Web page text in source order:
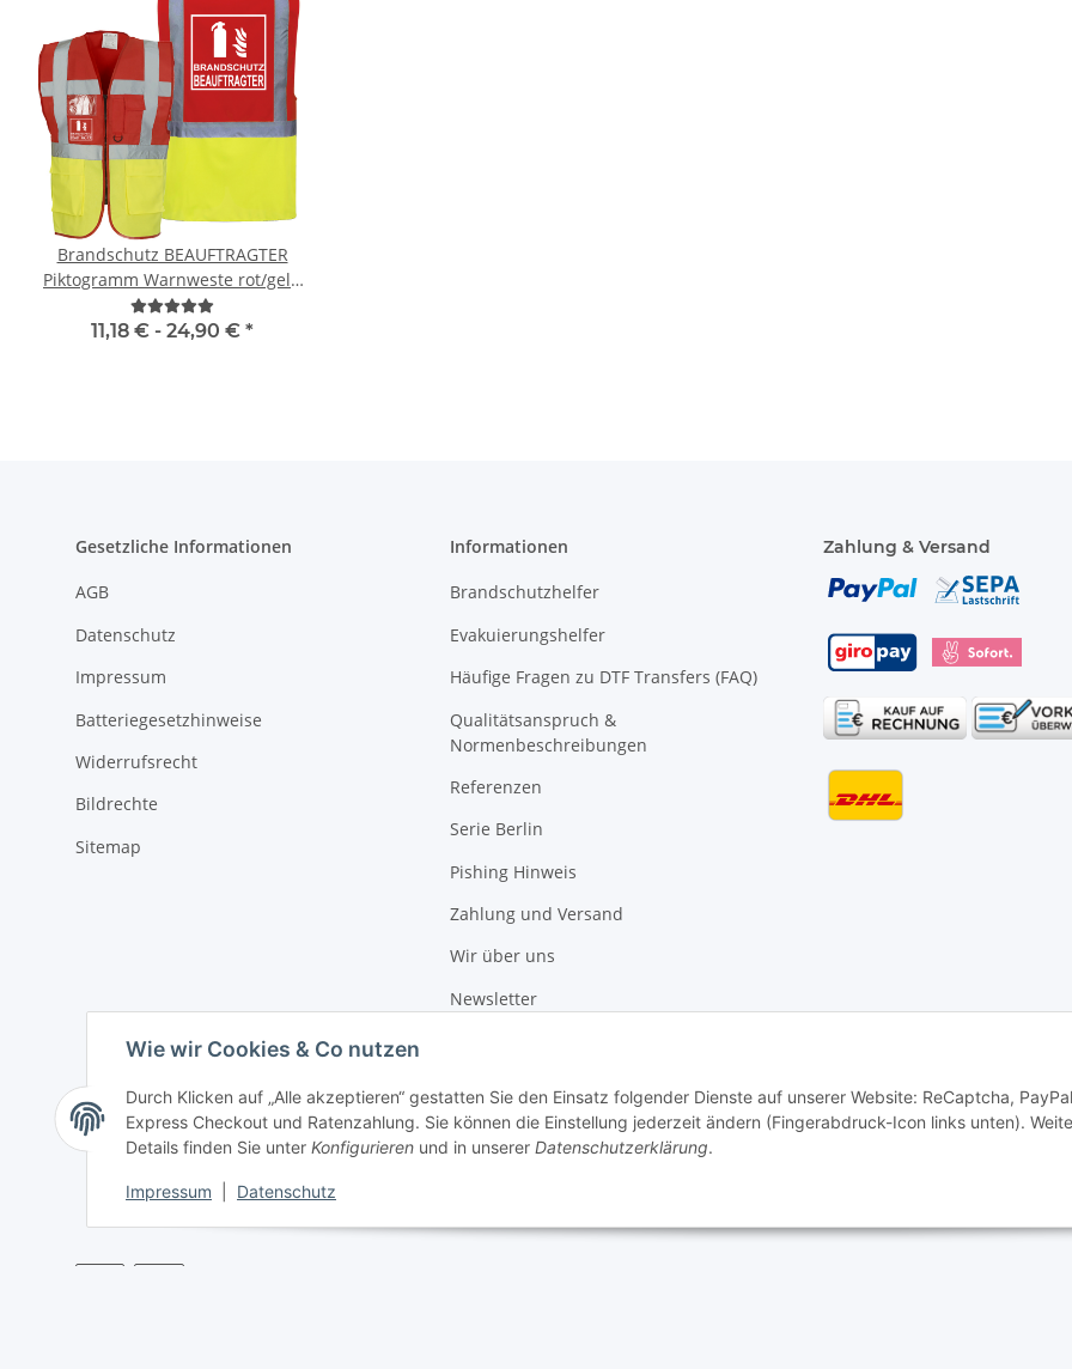
Brandschutz BEAUFTRAGTER
Piktogramm Warnweste rot/gelb
mit vielen Taschen S-3XL
"BRAND22 Linie"
11,18 € - 24,90 € *
Gesetzliche Informationen
AGB
Datenschutz
Impressum
Batteriegesetzhinweise
Widerrufsrecht
Bildrechte
Sitemap
Informationen
Brandschutzhelfer
Evakuierungshelfer
Häufige Fragen zu DTF Transfers (FAQ)
Qualitätsanspruch &
Normenbeschreibungen
Referenzen
Serie Berlin
Pishing Hinweis
Zahlung und Versand
Wir über uns
Newsletter
Zahlung & Versand
Wie wir Cookies & Co nutzen
Durch Klicken auf „Alle akzeptieren“ gestatten Sie den Einsatz folgender Dienste auf unserer Website: ReCaptcha, PayPal
Express Checkout und Ratenzahlung. Sie können die Einstellung jederzeit ändern (Fingerabdruck-Icon links unten).
Details finden Sie unter Konfigurieren und in unserer Datenschutzerklärung.
Impressum Datenschutz